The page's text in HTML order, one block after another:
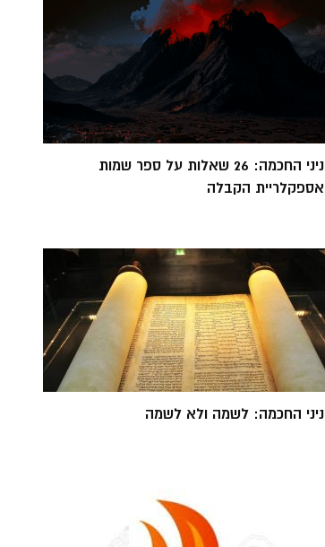
פניני החכמה: 26 שאלות על ספר שמות
הקבלה
החכמה: לשמה ולא לשמה